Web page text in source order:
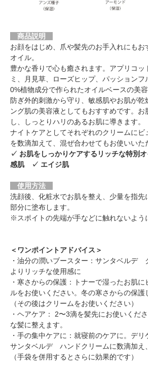
商品説明
お顔をはじめ、爪や髪先のお手入れにもお
オイル。
豊かな香りで心も癒されます。アプリコ
ミ、月見草、ローズヒップ、パッション
0%植物成分で作られたオイルベースの美
防ぎ外的刺激から守り、敏感肌やお肌が乾
ング肌の美容液としてもおすすめです。お
し、しっとりハリのあるお肌に導きます。
ナイトケアとしてそれぞれのクリームにビ
を数滴加えて、混ぜ合わせてもお使いいた
✓ お肌をしっかりケアするリッチな特
感肌 ✓ エイジ肌
使用方法
洗顔後、化粧水でお肌を整え、少量を指先
部分に塗布します。
※スポイトの先端が手などに触れないよう
＜ワンポイントアドバイス＞
・油分の潤いブースター： サンタベルデ
よりリッチな使用感に
・寒さからの保護：トナーで湿ったお肌
ルをお使いください。冬の寒さからの保護
（その後はクリームをお使いください）
・ヘアケア： 2〜3滴を髪先にお使いくだ
な髪に整えます。
・手の集中ケアに：就寝前のケアに。デ
サンタベルデ ハンドクリームに数滴加え
（手袋を併用するとさらに効果的です）